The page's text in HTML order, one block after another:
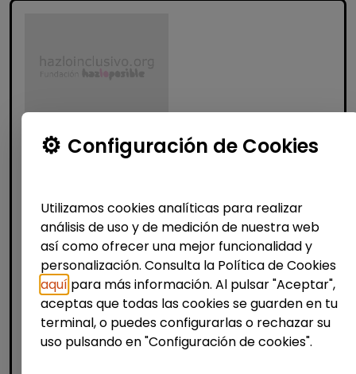
Atención al Cliente y Comercio
Producción, Industria y Calidad
(madrid)
| España(Madrid)
Bajo la supervisión de la persona
responsable: Recepcionar y clasificar
prendas según tipo de tejido, color y
tratamiento necesario. Aplicar procesos de
limpieza adecuados (lav...
Configuración de Cookies
Utilizamos cookies analíticas para realizar
análisis de uso y de medición de nuestra web
así como ofrecer una mejor funcionalidad y
personalización. Consulta la Política de Cookies
aquí para más información. Al pulsar "Aceptar",
aceptas que todas las cookies se guarden en tu
terminal, o puedes configurarlas o rechazar su
uso pulsando en "Configuración de cookies".